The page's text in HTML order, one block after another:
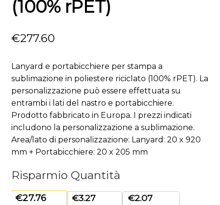
(100% rPET)
€277.60
Lanyard e portabicchiere per stampa a
sublimazione in poliestere riciclato (100% rPET). La
personalizzazione può essere effettuata su
entrambi i lati del nastro e portabicchiere.
Prodotto fabbricato in Europa. I prezzi indicati
includono la personalizzazione a sublimazione.
Area/lato di personalizzazione: Lanyard: 20 x 920
mm + Portabicchiere: 20 x 205 mm
Risparmio Quantità
€27.76 €3.27 €2.07